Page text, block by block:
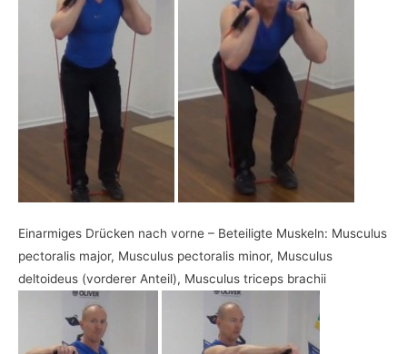
Einarmiges Drücken nach vorne – Beteiligte Muskeln: Musculus
pectoralis major, Musculus pectoralis minor, Musculus
deltoideus (vorderer Anteil), Musculus triceps brachii